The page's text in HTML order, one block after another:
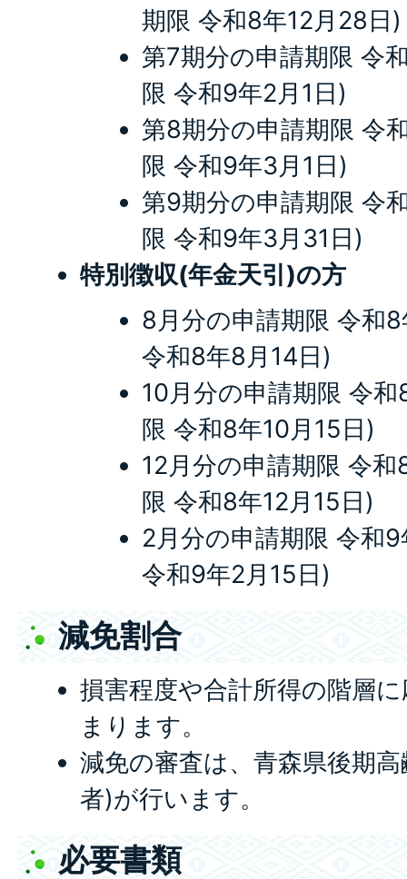
期限 令和8年12月28日)
第7期分の申請期限 令
限 令和9年2月1日)
第8期分の申請期限 令
限 令和9年3月1日)
第9期分の申請期限 令
限 令和9年3月31日)
特別徴収(年金天引)の方
8月分の申請期限 令和
令和8年8月14日)
10月分の申請期限 令
限 令和8年10月15日)
12月分の申請期限 令
限 令和8年12月15日)
2月分の申請期限 令和
令和9年2月15日)
減免割合
損害程度や合計所得の階層
まります。
減免の審査は、青森県後期
者)が行います。
必要書類